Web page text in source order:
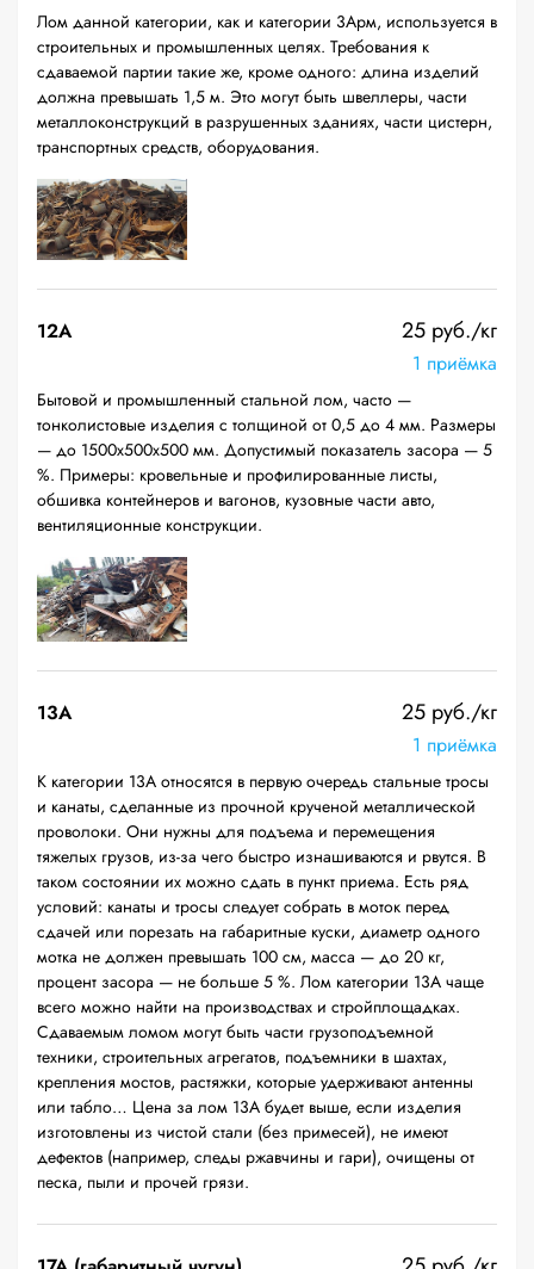
Лом данной категории, как и категории 3Арм, используется в
строительных и промышленных целях. Требования к
сдаваемой партии такие же, кроме одного: длина изделий
должна превышать 1,5 м. Это могут быть швеллеры, части
металлоконструкций в разрушенных зданиях, части цистерн,
транспортных средств, оборудования.
12A 25 руб./кг
1 приёмка
Бытовой и промышленный стальной лом, часто —
тонколистовые изделия с толщиной от 0,5 до 4 мм. Размеры
— до 1500х500х500 мм. Допустимый показатель засора — 5
%. Примеры: кровельные и профилированные листы,
обшивка контейнеров и вагонов, кузовные части авто,
вентиляционные конструкции.
13А 25 руб./кг
1 приёмка
К категории 13А относятся в первую очередь стальные тросы
и канаты, сделанные из прочной крученой металлической
проволоки. Они нужны для подъема и перемещения
тяжелых грузов, из-за чего быстро изнашиваются и рвутся. В
таком состоянии их можно сдать в пункт приема. Есть ряд
условий: канаты и тросы следует собрать в моток перед
сдачей или порезать на габаритные куски, диаметр одного
мотка не должен превышать 100 см, масса — до 20 кг,
процент засора — не больше 5 %. Лом категории 13А чаще
всего можно найти на производствах и стройплощадках.
Сдаваемым ломом могут быть части грузоподъемной
техники, строительных агрегатов, подъемники в шахтах,
крепления мостов, растяжки, которые удерживают антенны
или табло… Цена за лом 13А будет выше, если изделия
изготовлены из чистой стали (без примесей), не имеют
дефектов (например, следы ржавчины и гари), очищены от
песка, пыли и прочей грязи.